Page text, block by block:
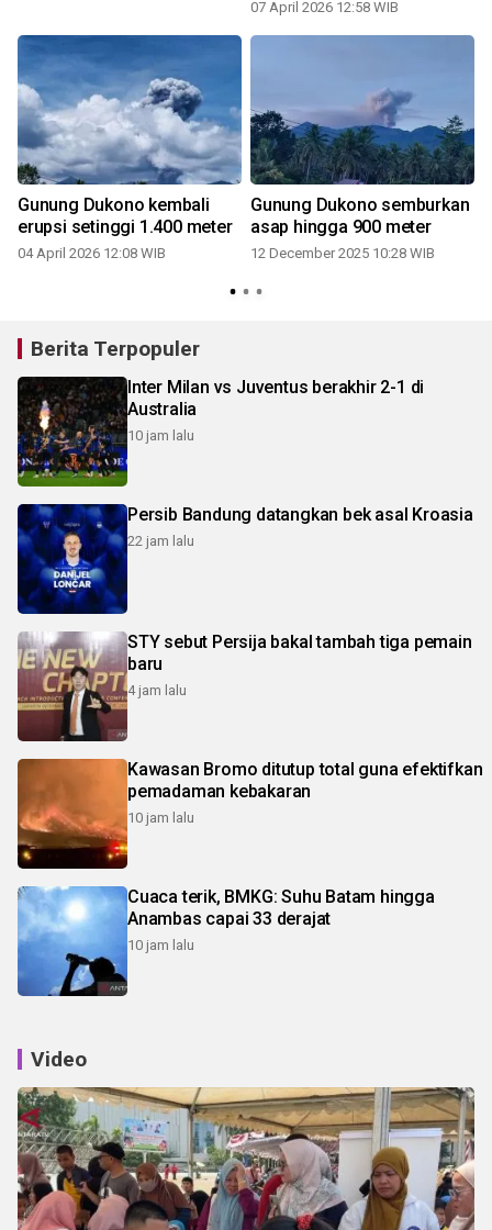
07 April 2026 12:58 WIB
Gunung Dukono kembali
erupsi setinggi 1.400 meter
04 April 2026 12:08 WIB
Gunung Dukono semburkan
asap hingga 900 meter
12 December 2025 10:28 WIB
Berita Terpopuler
Inter Milan vs Juventus berakhir 2-1 di
Australia
10 jam lalu
Persib Bandung datangkan bek asal Kroasia
22 jam lalu
STY sebut Persija bakal tambah tiga pemain
baru
4 jam lalu
Kawasan Bromo ditutup total guna efektifkan
pemadaman kebakaran
10 jam lalu
Cuaca terik, BMKG: Suhu Batam hingga
Anambas capai 33 derajat
10 jam lalu
Video